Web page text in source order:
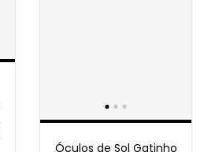
Óculos de Sol Gatinho